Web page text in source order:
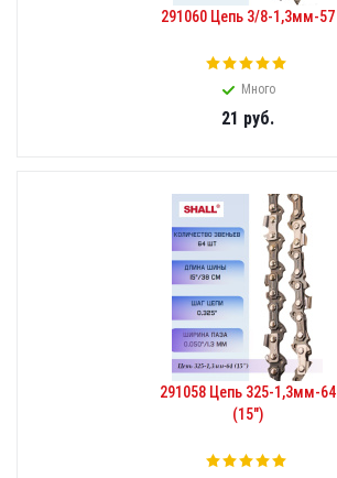
291060 Цепь 3/8-1,3мм-57
Много
21 руб.
291058 Цепь 325-1,3мм-64
(15")